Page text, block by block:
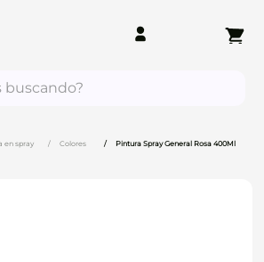
en spray Colores Pintura Spray General Rosa 400Ml